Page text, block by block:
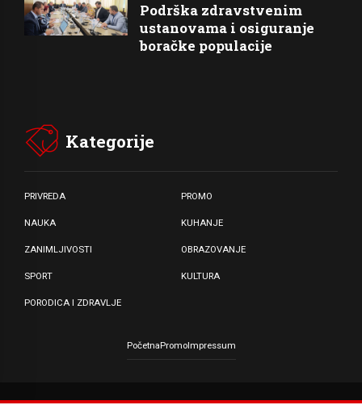
Podrška zdravstvenim
ustanovama i osiguranje
boračke populacije
Kategorije
PRIVREDA PROMO
NAUKA KUHANJE
ZANIMLJIVOSTI OBRAZOVANJE
SPORT KULTURA
PORODICA I ZDRAVLJE
PočetnaPromoImpressum